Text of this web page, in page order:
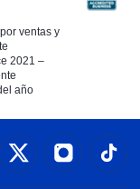
ventas y
2021 –
año